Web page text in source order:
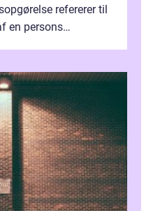
refererer til
en persons